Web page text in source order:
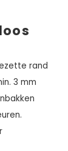
rand
3 mm